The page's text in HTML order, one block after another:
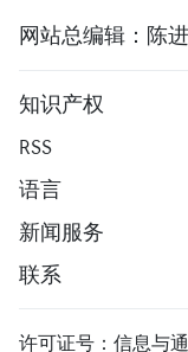
网站总编辑：陈
知识产权
RSS
语言
新闻服务
联系
许可证号：信息与